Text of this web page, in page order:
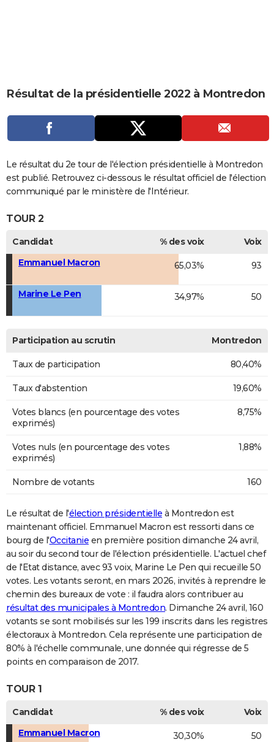
CARTE DE VOEUX
DICTIONNAIRE
Dictionnaire
Biographies
Expressions
Proverbes
PROGRAMME TV
COPAINS D'AVANT
S'inscrire
Se connecter
Lycées
Collèges
Primaires
Universités
Entreprises
Service militaire
Avis de recherche
AVIS DE DÉCÈS
FORUM
Bricolage
Culture
Television
Voyage
Résultat de la présidentielle 2022 à Montredon
Le résultat du 2e tour de l'élection présidentielle à Montredon
est publié. Retrouvez ci-dessous le résultat officiel de l'élection
communiqué par le ministère de l'Intérieur.
TOUR 2
Candidat % des voix
Voix
Emmanuel Macron
65,03% 93
Marine Le Pen 34,97% 50
Participation au scrutin Montredon
Taux de participation 80,40%
Taux d'abstention 19,60%
Votes blancs (en pourcentage des votes
exprimés)
8,75%
Votes nuls (en pourcentage des votes
exprimés)
1,88%
Nombre de votants 160
Le résultat de l'élection présidentielle à Montredon est
maintenant officiel. Emmanuel Macron est ressorti dans ce
bourg de l'Occitanie en première position dimanche 24 avril,
au soir du second tour de l'élection présidentielle. L'actuel chef
de l'Etat distance, avec 93 voix, Marine Le Pen qui recueille 50
votes. Les votants seront, en mars 2026, invités à reprendre le
chemin des bureaux de vote : il faudra alors contribuer au
résultat des municipales à Montredon. Dimanche 24 avril, 160
votants se sont mobilisés sur les 199 inscrits dans les registres
électoraux à Montredon. Cela représente une participation de
80% à l'échelle communale, une donnée qui régresse de 5
points en comparaison de 2017.
TOUR 1
Candidat % des voix
Voix
Emmanuel Macron
30,30% 50